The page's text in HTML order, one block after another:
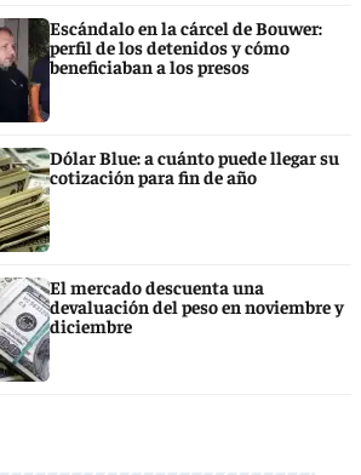
Escándalo en la cárcel de Bouwer:
perfil de los detenidos y cómo
beneficiaban a los presos
Dólar Blue: a cuánto puede llegar su
cotización para fin de año
El mercado descuenta una
devaluación del peso en noviembre y
diciembre